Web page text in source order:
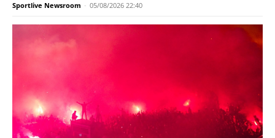
Sportlive Newsroom - 05/08/2026 22:40